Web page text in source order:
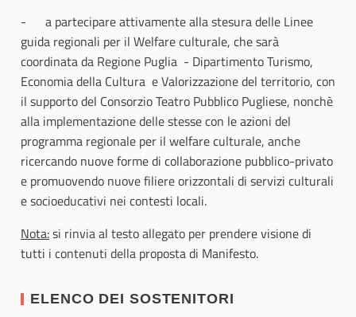
- a partecipare attivamente alla stesura delle Linee
guida regionali per il Welfare culturale, che sarà
coordinata da Regione Puglia - Dipartimento Turismo,
Economia della Cultura e Valorizzazione del territorio, con
il supporto del Consorzio Teatro Pubblico Pugliese, nonchè
alla implementazione delle stesse con le azioni del
programma regionale per il welfare culturale, anche
ricercando nuove forme di collaborazione pubblico-privato
e promuovendo nuove filiere orizzontali di servizi culturali
e socioeducativi nei contesti locali.
Nota:si rinvia al testo allegato per prendere visione di
tutti i contenuti della proposta di Manifesto.
ELENCO DEI SOSTENITORI